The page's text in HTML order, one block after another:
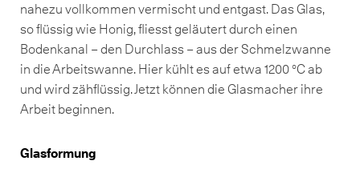
nahezu vollkommen vermischt und entgast. Das Glas,
so flüssig wie Honig, fliesst geläutert durch einen
Bodenkanal – den Durchlass – aus der Schmelzwanne
in die Arbeitswanne. Hier kühlt es auf etwa 1200 °C ab
und wird zähflüssig. Jetzt können die Glasmacher ihre
Arbeit beginnen.
Glasformung